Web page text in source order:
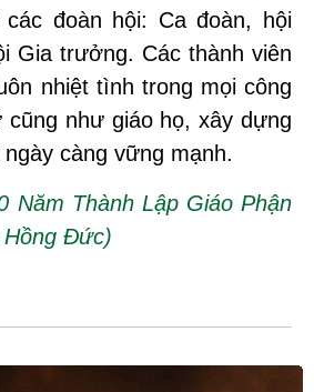
đoàn hội: Ca đoàn, hội
Gia trưởng. Các thành viên
nhiệt tình trong mọi công
cũng như giáo họ, xây dựng
càng vững mạnh.
Năm Thành Lập Giáo Phận
Hồng Đức)